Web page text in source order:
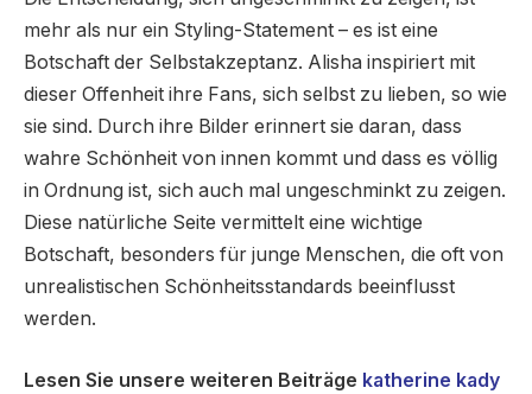
mehr als nur ein Styling-Statement – es ist eine
Botschaft der Selbstakzeptanz. Alisha inspiriert mit
dieser Offenheit ihre Fans, sich selbst zu lieben, so wie
sie sind. Durch ihre Bilder erinnert sie daran, dass
wahre Schönheit von innen kommt und dass es völlig
in Ordnung ist, sich auch mal ungeschminkt zu zeigen.
Diese natürliche Seite vermittelt eine wichtige
Botschaft, besonders für junge Menschen, die oft von
unrealistischen Schönheitsstandards beeinflusst
werden.
Lesen Sie unsere weiteren Beiträge katherine kady